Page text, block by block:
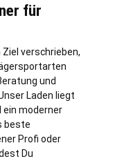
für
verschrieben,
und
Laden liegt
ein moderner
beste
Profi oder
Du